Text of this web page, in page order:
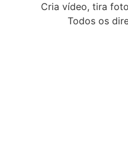
Cria vídeo, tira
Todos os